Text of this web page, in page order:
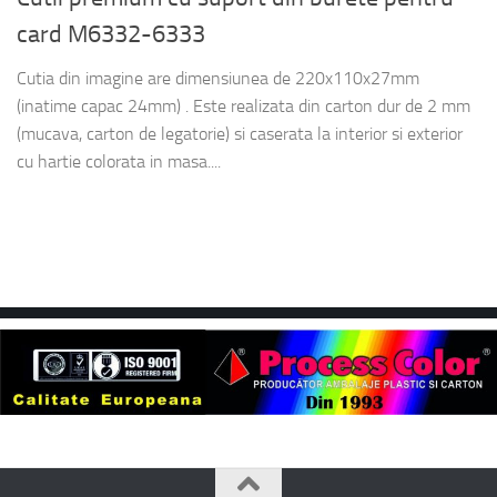
card M6332-6333
Cutia din imagine are dimensiunea de 220x110x27mm
(inatime capac 24mm) . Este realizata din carton dur de 2 mm
(mucava, carton de legatorie) si caserata la interior si exterior
cu hartie colorata in masa....